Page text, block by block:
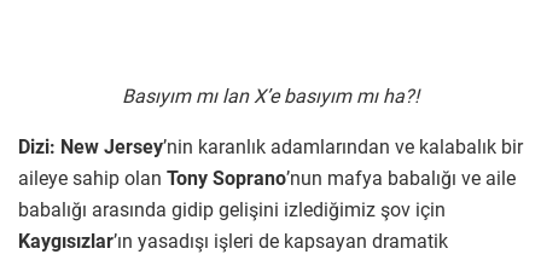
Basıyım mı lan X’e basıyım mı ha?!
Dizi: New Jersey’nin karanlık adamlarından ve kalabalık bir
aileye sahip olan Tony Soprano’nun mafya babalığı ve aile
babalığı arasında gidip gelişini izlediğimiz şov için
Kaygısızlar’ın yasadışı işleri de kapsayan dramatik